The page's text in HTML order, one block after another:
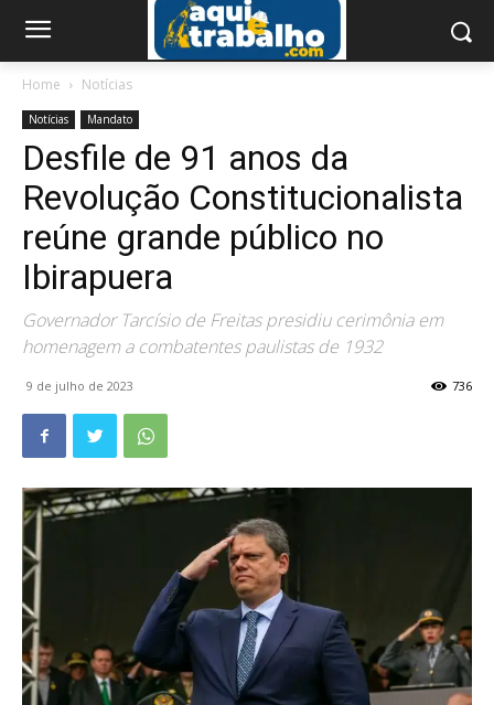
Home Notícias
Notícias Mandato
Desfile de 91 anos da
Revolução Constitucionalista
reúne grande público no
Ibirapuera
Governador Tarcísio de Freitas presidiu cerimônia em
homenagem a combatentes paulistas de 1932
9 de julho de 2023 736